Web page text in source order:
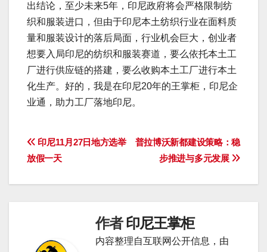
出结论，至少未来5年，印尼政府将会严格限制纺
织和服装进口，但由于印尼本土纺织行业在面料质
量和服装设计的落后局面，行业机会巨大，创业者
想要入局印尼的纺织和服装赛道，要么依托本土工
厂进行供应链的搭建，要么收购本土工厂进行本土
化生产。好的，我是在印尼20年的王掌柜，印尼企
业通，助力工厂落地印尼。
文
章
普拉博沃新都建设策略：稳
步推进与多元发展
印尼11月27日地方选举
放假一天
作者印尼王掌柜
内容整理自互联网公开信息，由